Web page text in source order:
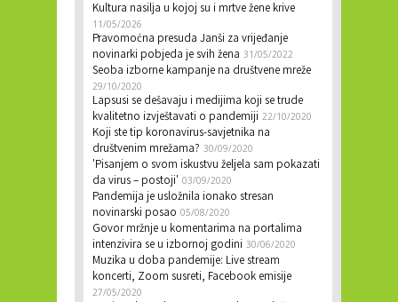
Kultura nasilja u kojoj su i mrtve žene krive
11/05/2026
Pravomoćna presuda Janši za vrijeđanje
novinarki pobjeda je svih žena 31/05/2022
Seoba izborne kampanje na društvene mreže
29/10/2020
Lapsusi se dešavaju i medijima koji se trude
kvalitetno izvještavati o pandemiji 22/10/2020
Koji ste tip koronavirus-savjetnika na
društvenim mrežama? 30/09/2020
'Pisanjem o svom iskustvu željela sam pokazati
da virus – postoji' 03/09/2020
Pandemija je usložnila ionako stresan
novinarski posao 05/08/2020
Govor mržnje u komentarima na portalima
intenzivira se u izbornoj godini 30/06/2020
Muzika u doba pandemije: Live stream
koncerti, Zoom susreti, Facebook emisije
27/05/2020